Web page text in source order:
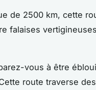
de 2500 km, cette
falaises
vous à être
route traverse